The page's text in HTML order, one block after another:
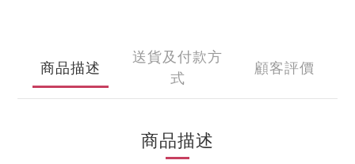
商品描述
送貨及付款方
式
顧客評價
商品描述